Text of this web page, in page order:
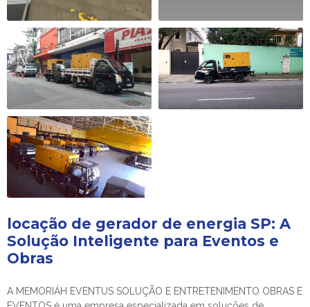
locação de gerador de energia SP: A
Solução Inteligente para Eventos e
Obras
A MEMORIÁH EVENTUS SOLUÇÃO E ENTRETENIMENTO OBRAS E